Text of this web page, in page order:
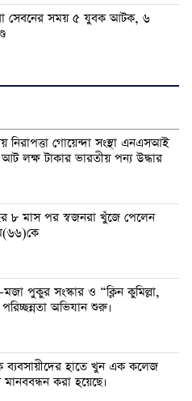
সেবনের সময় ৫ যুবক আটক, ৬
নিরাপত্তা গোয়েন্দা সংস্থা এনএসআই
লক্ষ টাকার ভারতীয় পন্য উদ্ধার
৮ মাস পর স্বজনরা খুঁজে পেলেন
মজা পুকুর সংস্কার ও “ক্লিন কুমিল্লা,
পরিচ্ছন্নতা অভিযান শুরু।
ব্যবসায়ীদের হাতে খুন এক কলেজ
মানববন্ধন করা হয়েছে।